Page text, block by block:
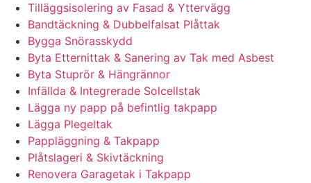
Tilläggsisolering av Fasad & Yttervägg
Bandtäckning & Dubbelfalsat Plåttak
Bygga Snörasskydd
Byta Etternittak & Sanering av Tak med Asbest
Byta Stuprör & Hängrännor
Infällda & Integrerade Solcellstak
Lägga ny papp på befintlig takpapp
Lägga Plegeltak
Pappläggning & Takpapp
Plåtslageri & Skivtäckning
Renovera Garagetak i Takpapp